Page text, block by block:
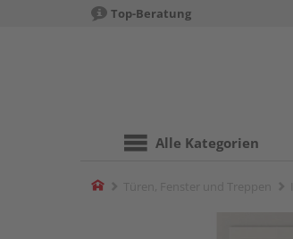
Top-Beratung
Alle Kategorien
Home